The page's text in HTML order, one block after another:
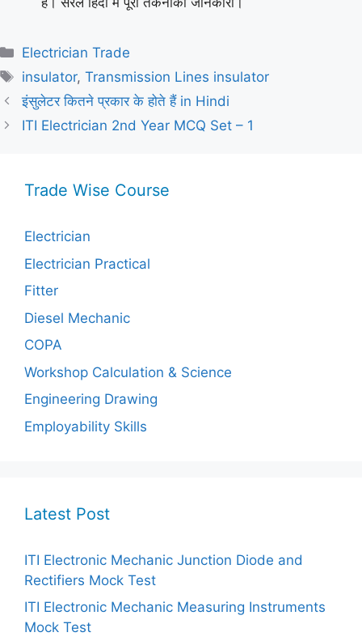
Categories
Electrician Trade
Tags
insulator,Transmission Lines insulator
इंसुलेटर कितने प्रकार के होते हैं in Hindi
ITI Electrician 2nd Year MCQ Set – 1
Trade Wise Course
Electrician
Electrician Practical
Fitter
Diesel Mechanic
COPA
Workshop Calculation & Science
Engineering Drawing
Employability Skills
Latest Post
ITI Electronic Mechanic Junction Diode and
Rectifiers Mock Test
ITI Electronic Mechanic Measuring Instruments
Mock Test